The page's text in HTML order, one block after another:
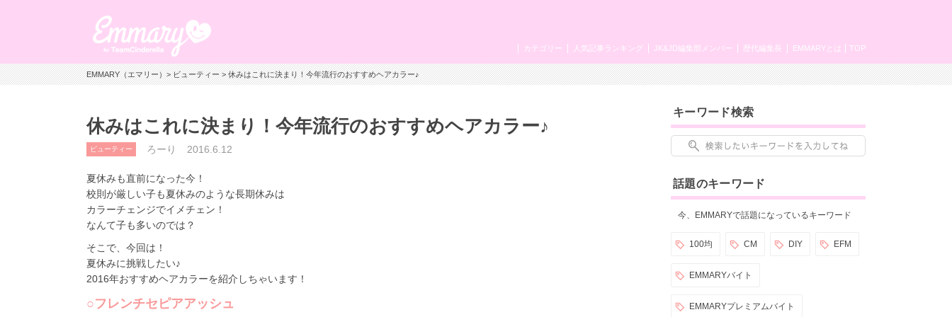
TOP
EMMARYとは
歴代編集長
JK&JD編集部メンバー
人気記事ランキング
カテゴリー
EMMARY（エマリー）>ビューティー> 休みはこれに決まり！今年流行のおすすめヘアカラー♪
休みはこれに決まり！今年流行のおすすめヘアカラー♪
ビューティー ろーり 2016.6.12
夏休みも直前になった今！
校則が厳しい子も夏休みのような長期休みは
カラーチェンジでイメチェン！
なんて子も多いのでは？
そこで、今回は！
夏休みに挑戦したい♪
2016年おすすめヘアカラーを紹介しちゃいます！
○フレンチセピアアッシュ
キーワード検索
話題のキーワード
今、EMMARYで話題になっているキーワード
100均 CM DIY EFM
EMMARYバイト
EMMARYプレミアムバイト